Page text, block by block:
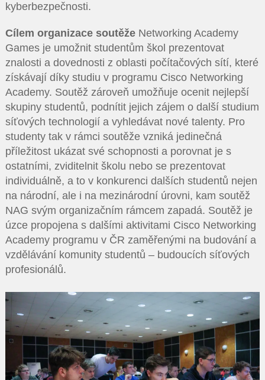
kyberbezpečnosti.
Cílem organizace soutěžeNetworking Academy
Games je umožnit studentům škol prezentovat
znalosti a dovednosti z oblasti počítačových sítí, které
získávají díky studiu v programu Cisco Networking
Academy. Soutěž zároveň umožňuje ocenit nejlepší
skupiny studentů, podnítit jejich zájem o další studium
síťových technologií a vyhledávat nové talenty. Pro
studenty tak v rámci soutěže vzniká jedinečná
příležitost ukázat své schopnosti a porovnat je s
ostatními, zviditelnit školu nebo se prezentovat
individuálně, a to v konkurenci dalších studentů nejen
na národní, ale i na mezinárodní úrovni, kam soutěž
NAG svým organizačním rámcem zapadá. Soutěž je
úzce propojena s dalšími aktivitami Cisco Networking
Academy programu v ČR zaměřenými na budování a
vzdělávání komunity studentů – budoucích síťových
profesionálů.